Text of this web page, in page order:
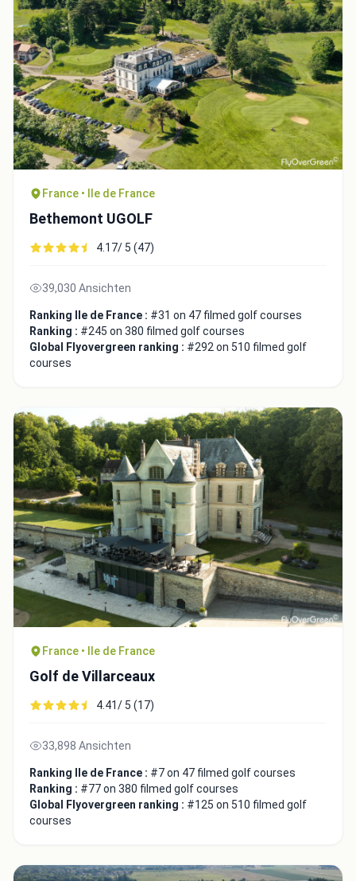
France • Ile de France
Bethemont UGOLF
4.17/ 5 (47)
39,030 Ansichten
Ranking Ile de France : #31 on 47 filmed golf courses
Ranking : #245 on 380 filmed golf courses
Global Flyovergreen ranking : #292 on 510 filmed golf
courses
France • Ile de France
Golf de Villarceaux
4.41/ 5 (17)
33,898 Ansichten
Ranking Ile de France : #7 on 47 filmed golf courses
Ranking : #77 on 380 filmed golf courses
Global Flyovergreen ranking : #125 on 510 filmed golf
courses
Close